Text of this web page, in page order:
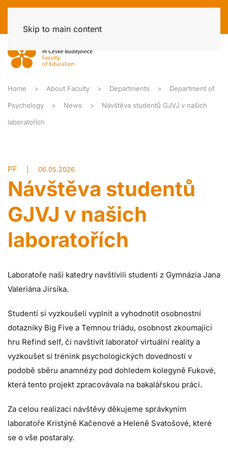
Skip to main content
Home About Faculty Departments Department of
Psychology News Návštěva studentů GJVJ v našich
laboratořích
PF 06.05.2026
Návštěva studentů
GJVJ v našich
laboratořích
Laboratoře naší katedry navštívili studenti z Gymnázia Jana
Valeriána Jirsíka.
Studenti si vyzkoušeli vyplnit a vyhodnotit osobnostní
dotazníky Big Five a Temnou triádu, osobnost zkoumající
hru Refind self, či navštívit laboratoř virtuální reality a
vyzkoušet si trénink psychologických dovedností v
podobě sběru anamnézy pod dohledem kolegyně Fukové,
která tento projekt zpracovávala na bakalářskou práci.
Za celou realizaci návštěvy děkujeme správkyním
laboratoře Kristýně Kačenové a Heleně Svatošové, které
se o vše postaraly.